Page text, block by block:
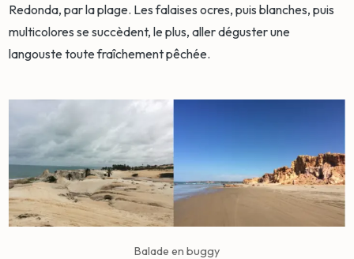
Redonda, par la plage. Les falaises ocres, puis blanches, puis
multicolores se succèdent, le plus, aller déguster une
langouste toute fraîchement pêchée.
Balade en buggy